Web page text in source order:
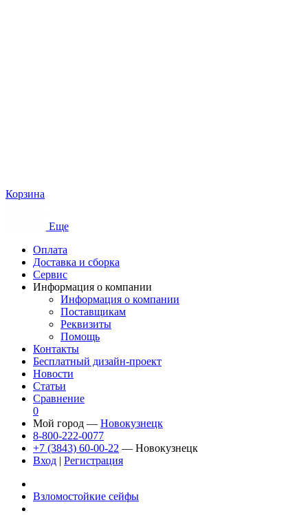
Корзина
Еще
Оплата
Доставка и сборка
Сервис
Информация о компании
Информация о компании
Поставщикам
Реквизиты
Помощь
Контакты
Бесплатный дизайн-проект
Новости
Статьи
Сравнение
0
Мой город — Новокузнецк
8-800-222-0077
+7 (3843) 60-00-22 — Новокузнецк
Вход | Регистрация
Взломостойкие сейфы